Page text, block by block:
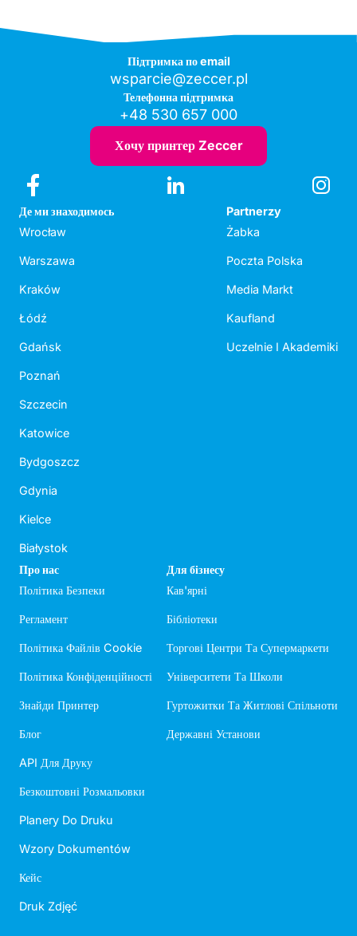
Підтримка по email
wsparcie@zeccer.pl
Телефонна підтримка
+48 530 657 000
Хочу принтер Zeccer
Де ми знаходимось
Wrocław
Warszawa
Kraków
Łódź
Gdańsk
Poznań
Szczecin
Katowice
Bydgoszcz
Gdynia
Kielce
Białystok
Partnerzy
Żabka
Poczta Polska
Media Markt
Kaufland
Uczelnie I Akademiki
Про нас
Політика Безпеки
Регламент
Політика Файлів Cookie
Політика Конфіденційності
Знайди Принтер
Блог
API Для Друку
Безкоштовні Розмальовки
Planery Do Druku
Wzory Dokumentów
Кейс
Druk Zdjęć
Для бізнесу
Кав'ярні
Бібліотеки
Торгові Центри Та Супермаркети
Університети Та Школи
Гуртожитки Та Житлові Спільноти
Державні Установи